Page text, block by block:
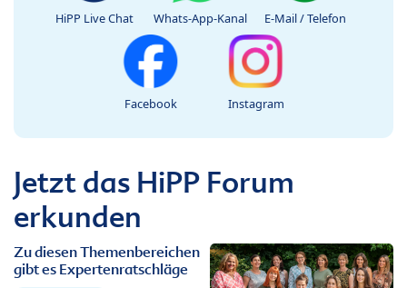
HiPP Live Chat Whats-App-Kanal E-Mail / Telefon
Facebook Instagram
Jetzt das HiPP Forum
erkunden
Zu diesen Themenbereichen
gibt es Expertenratschläge